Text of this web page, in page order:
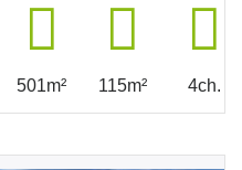
501m² 115m² 4ch.